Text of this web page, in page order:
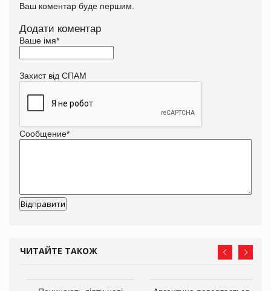
Ваш коментар буде першим.
Додати коментар
Ваше імя*
Захист від СПАМ
Сообщение*
ЧИТАЙТЕ ТАКОЖ